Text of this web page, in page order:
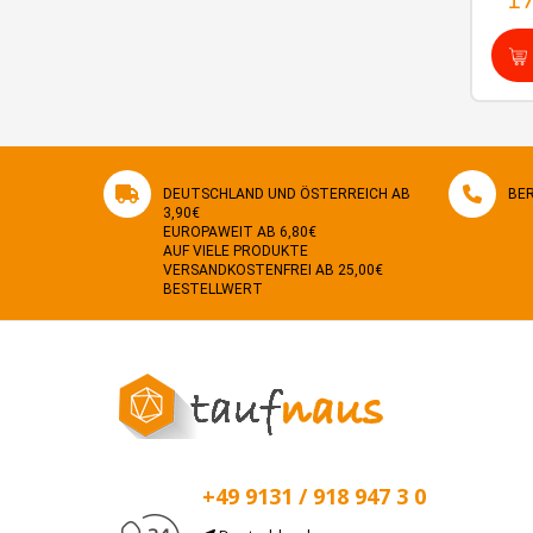
DEUTSCHLAND UND ÖSTERREICH AB
3,90€
EUROPAWEIT AB 6,80€
AUF VIELE PRODUKTE
VERSANDKOSTENFREI AB 25,00€
BESTELLWERT
+49 9131 / 918 947 3 0